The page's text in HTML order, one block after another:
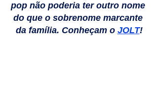
pop não poderia ter outro nome
do que o sobrenome marcante
da família. Conheçam o JOLT!